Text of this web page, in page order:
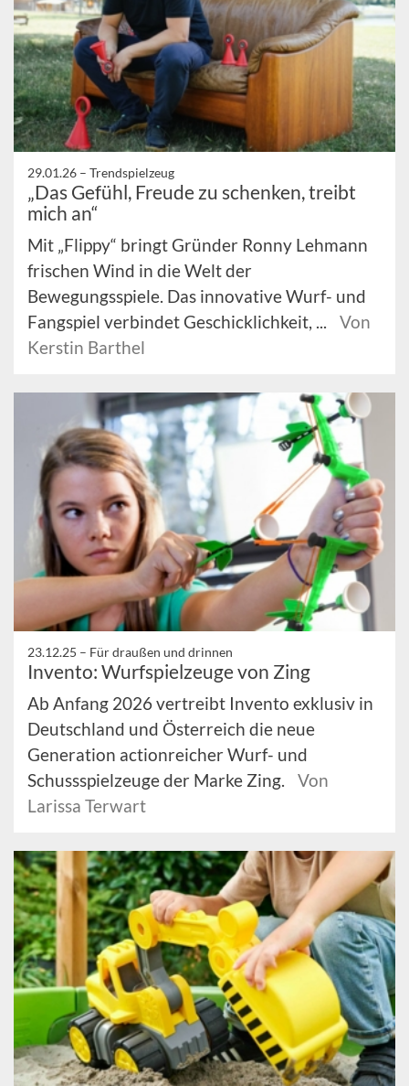
29.01.26 – Trendspielzeug
„Das Gefühl, Freude zu schenken, treibt
mich an“
Mit „Flippy“ bringt Gründer Ronny Lehmann
frischen Wind in die Welt der
Bewegungsspiele. Das innovative Wurf- und
Fangspiel verbindet Geschicklichkeit, ...
Von
Kerstin Barthel
23.12.25 – Für draußen und drinnen
Invento: Wurfspielzeuge von Zing
Ab Anfang 2026 vertreibt Invento exklusiv in
Deutschland und Österreich die neue
Generation actionreicher Wurf- und
Schussspielzeuge der Marke Zing.
Von
Larissa Terwart